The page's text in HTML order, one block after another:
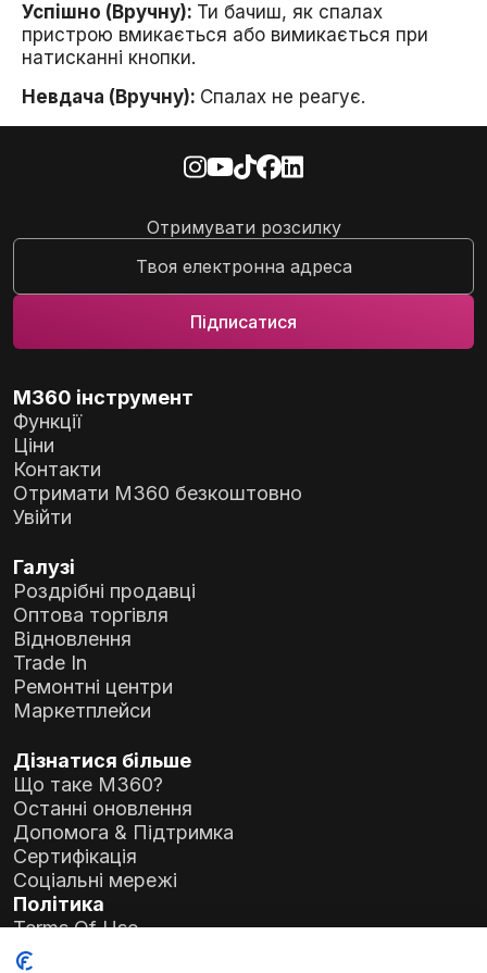
Успішно (Вручну): Ти бачиш, як спалах
пристрою вмикається або вимикається при
натисканні кнопки.
Невдача (Вручну): Спалах не реагує.
Отримувати розсилку
M360 інструмент
Функції
Ціни
Контакти
Отримати M360 безкоштовно
Увійти
Галузі
Роздрібні продавці
Оптова торгівля
Відновлення
Trade In
Ремонтні центри
Маркетплейси
Дізнатися більше
Що таке M360?
Останні оновлення
Допомога & Підтримка
Сертифікація
Соціальні мережі
Політика
Terms Of Use
Privacy Policy